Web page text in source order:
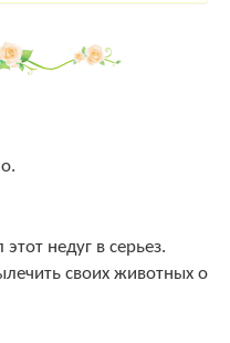
недуг в серьез.
своих животных о